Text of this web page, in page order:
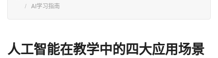
AI学习指南
人工智能在教学中的四大应用场景